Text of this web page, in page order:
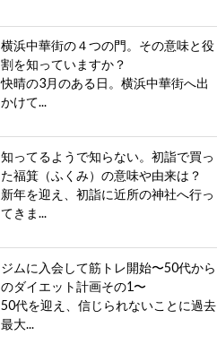
横浜中華街の４つの門。その意味と役
割を知っていますか？
快晴の3月のある日。横浜中華街へ出
かけて...
知ってるようで知らない。初詣で買っ
た福箕（ふくみ）の意味や由来は？
新年を迎え、初詣に近所の神社へ行っ
てきま...
ジムに入会して筋トレ開始〜50代から
のダイエット計画その1〜
50代を迎え、信じられないことに過去
最大...